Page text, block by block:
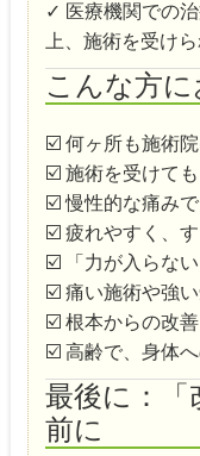
✓ 医療機関での
上、施術を受け
こんな方
☑️ 何ヶ所も施術
☑️ 施術を受けて
☑️ 慢性的な痛み
☑️ 疲れやすく、
☑️ 「力が入らな
☑️ 痛い施術や強
☑️ 根本からの改
☑️ 高齢で、身体
最後に：「
前に